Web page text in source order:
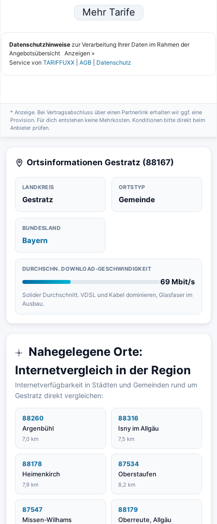
* Anzeige. Bei Vertragsabschluss über einen Partnerlink erhalten wir ggf. eine
Provision. Für dich entstehen keine Mehrkosten. Konditionen bitte direkt beim
Anbieter prüfen.
Ortsinformationen Gestratz (88167)
LANDKREIS
Gestratz
ORTSTYP
Gemeinde
BUNDESLAND
Bayern
DURCHSCHN. DOWNLOAD-GESCHWINDIGKEIT
69 Mbit/s
Solider Durchschnitt. VDSL und Kabel dominieren, Glasfaser im
Ausbau.
Nahegelegene Orte:
Internetvergleich in der Region
Internetverfügbarkeit in Städten und Gemeinden rund um
Gestratz direkt vergleichen:
88260
Argenbühl
7,0 km
88316
Isny im Allgäu
7,5 km
88178
Heimenkirch
7,9 km
87534
Oberstaufen
8,2 km
87547
Missen-Wilhams
88179
Oberreute, Allgäu